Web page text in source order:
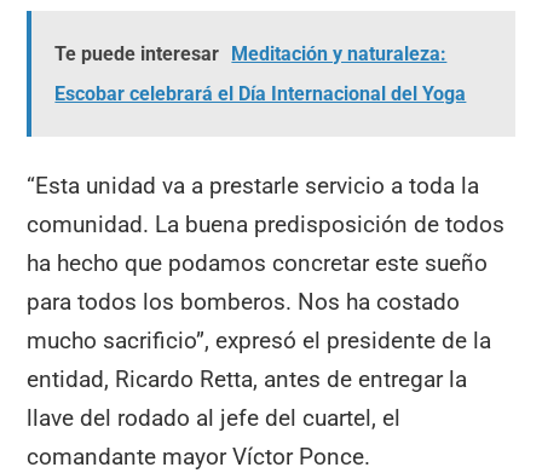
Te puede interesar
Meditación y naturaleza:
Escobar celebrará el Día Internacional del Yoga
“Esta unidad va a prestarle servicio a toda la
comunidad. La buena predisposición de todos
ha hecho que podamos concretar este sueño
para todos los bomberos. Nos ha costado
mucho sacrificio”, expresó el presidente de la
entidad, Ricardo Retta, antes de entregar la
llave del rodado al jefe del cuartel, el
comandante mayor Víctor Ponce.